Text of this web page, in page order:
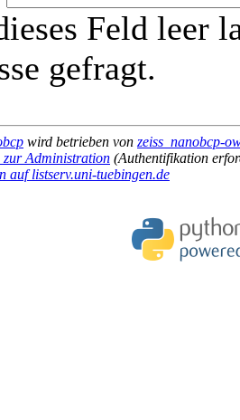
Feld leer
gefragt.
wird betrieben von zeiss_nanobcp-
zur Administration (Authentifikation
auf listserv.uni-tuebingen.de